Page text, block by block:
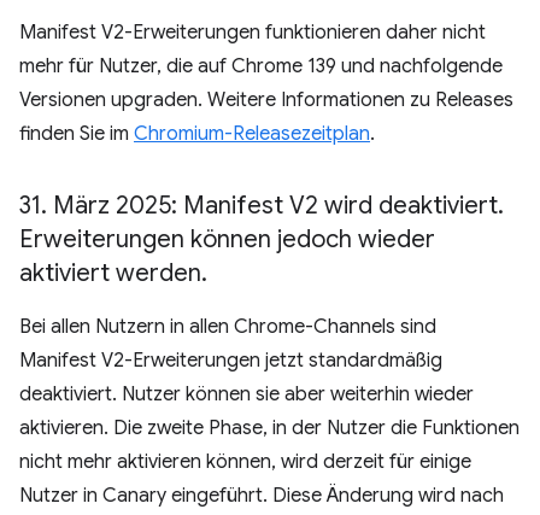
Manifest V2-Erweiterungen funktionieren daher nicht
mehr für Nutzer, die auf Chrome 139 und nachfolgende
Versionen upgraden. Weitere Informationen zu Releases
finden Sie im Chromium-Releasezeitplan.
31. März 2025: Manifest V2 wird deaktiviert.
Erweiterungen können jedoch wieder
aktiviert werden.
Bei allen Nutzern in allen Chrome-Channels sind
Manifest V2-Erweiterungen jetzt standardmäßig
deaktiviert. Nutzer können sie aber weiterhin wieder
aktivieren. Die zweite Phase, in der Nutzer die Funktionen
nicht mehr aktivieren können, wird derzeit für einige
Nutzer in Canary eingeführt. Diese Änderung wird nach